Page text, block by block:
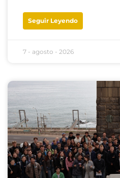
Seguir Leyendo
7 - agosto - 2026